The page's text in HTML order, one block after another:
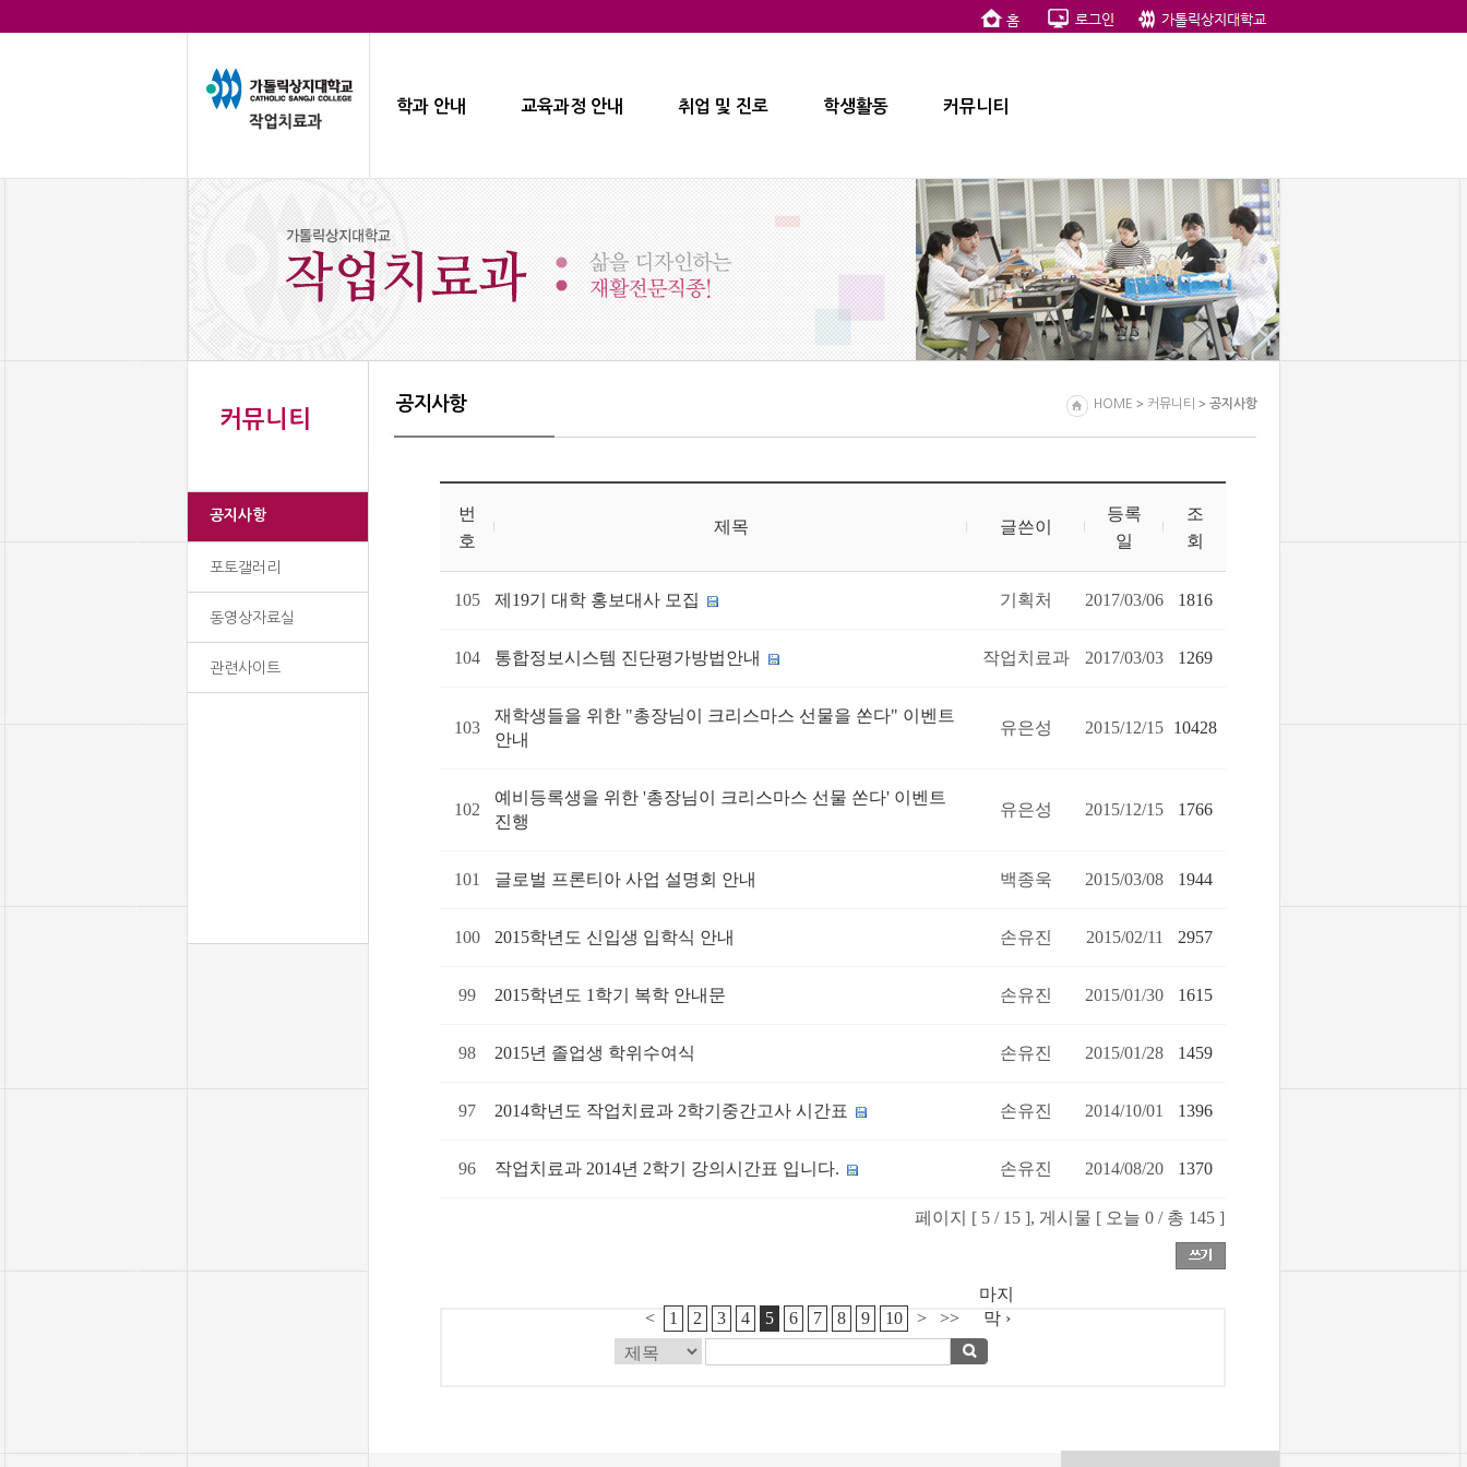
학과 안내 교육과정 안내 취업 및 진로 학생활동 커뮤니티
커뮤니티
공지사항
포토갤러리
동영상자료실
관련사이트
공지사항 HOME > 커뮤니티 > 공지사항
번
호
제목 글쓴이
등록
일
조
회
105 제19기 대학 홍보대사 모집 기획처 2017/03/06 1816
104 통합정보시스템 진단평가방법안내 작업치료과 2017/03/03 1269
103
재학생들을 위한 "총장님이 크리스마스 선물을 쏜다" 이벤트
안내
유은성 2015/12/15 10428
102
예비등록생을 위한 '총장님이 크리스마스 선물 쏜다' 이벤트
진행
유은성 2015/12/15 1766
101 글로벌 프론티아 사업 설명회 안내 백종욱 2015/03/08 1944
100 2015학년도 신입생 입학식 안내 손유진 2015/02/11 2957
99 2015학년도 1학기 복학 안내문 손유진 2015/01/30 1615
98 2015년 졸업생 학위수여식 손유진 2015/01/28 1459
97 2014학년도 작업치료과 2학기중간고사 시간표 손유진 2014/10/01 1396
96 작업치료과 2014년 2학기 강의시간표 입니다. 손유진 2014/08/20 1370
페이지 [ 5 / 15 ], 게시물 [ 오늘 0 / 총 145 ]
< 1 2 3 4 5 6 7 8 9 10 > >>
마지
막 ›